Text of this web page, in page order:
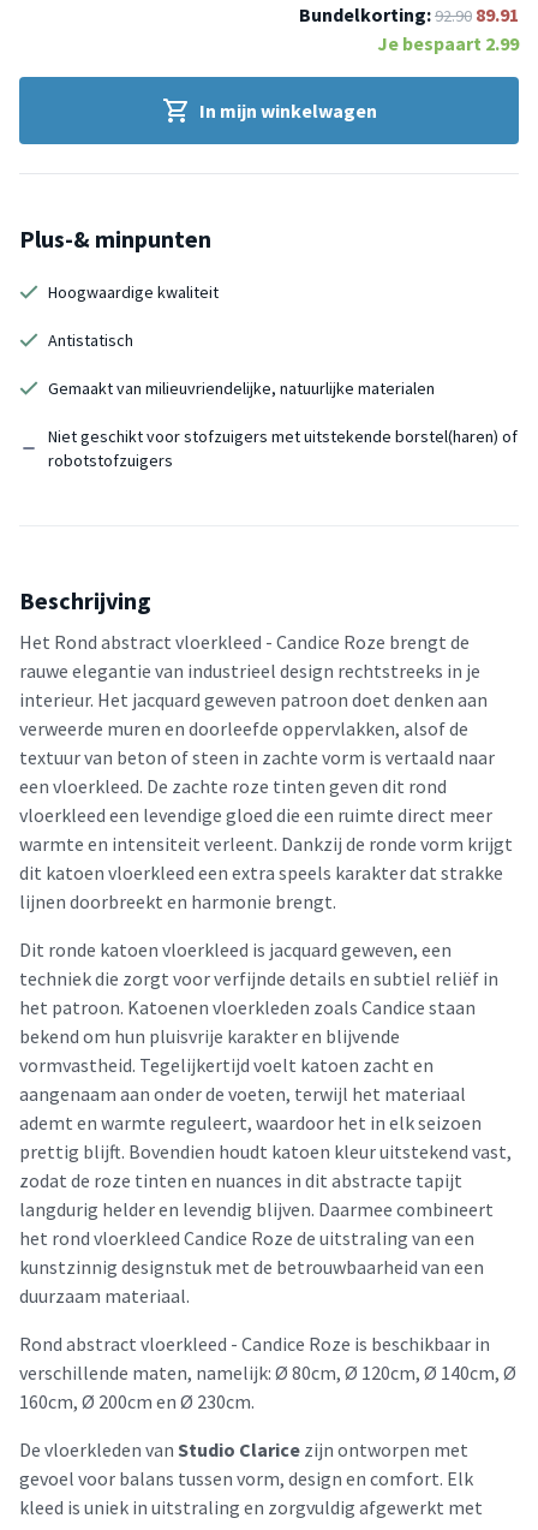
Bundelkorting:92.90 89.91
Je bespaart 2.99
In mijn winkelwagen
Plus-& minpunten
Hoogwaardige kwaliteit
Antistatisch
Gemaakt van milieuvriendelijke, natuurlijke materialen
Niet geschikt voor stofzuigers met uitstekende borstel(haren) of
robotstofzuigers
Beschrijving
Het Rond abstract vloerkleed - Candice Roze brengt de
rauwe elegantie van industrieel design rechtstreeks in je
interieur. Het jacquard geweven patroon doet denken aan
verweerde muren en doorleefde oppervlakken, alsof de
textuur van beton of steen in zachte vorm is vertaald naar
een vloerkleed. De zachte roze tinten geven dit rond
vloerkleed een levendige gloed die een ruimte direct meer
warmte en intensiteit verleent. Dankzij de ronde vorm krijgt
dit katoen vloerkleed een extra speels karakter dat strakke
lijnen doorbreekt en harmonie brengt.
Dit ronde katoen vloerkleed is jacquard geweven, een
techniek die zorgt voor verfijnde details en subtiel reliëf in
het patroon. Katoenen vloerkleden zoals Candice staan
bekend om hun pluisvrije karakter en blijvende
vormvastheid. Tegelijkertijd voelt katoen zacht en
aangenaam aan onder de voeten, terwijl het materiaal
ademt en warmte reguleert, waardoor het in elk seizoen
prettig blijft. Bovendien houdt katoen kleur uitstekend vast,
zodat de roze tinten en nuances in dit abstracte tapijt
langdurig helder en levendig blijven. Daarmee combineert
het rond vloerkleed Candice Roze de uitstraling van een
kunstzinnig designstuk met de betrouwbaarheid van een
duurzaam materiaal.
Rond abstract vloerkleed - Candice Roze is beschikbaar in
verschillende maten, namelijk: Ø 80cm, Ø 120cm, Ø 140cm, Ø
160cm, Ø 200cm en Ø 230cm.
De vloerkleden van Studio Clarice zijn ontworpen met
gevoel voor balans tussen vorm, design en comfort. Elk
kleed is uniek in uitstraling en zorgvuldig afgewerkt met